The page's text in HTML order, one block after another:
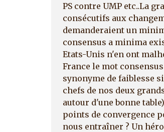
PS contre UMP etc..La
consécutifs aux
demanderaient un
consensus a minima
Etats-Unis n'en ont
France le mot
synonyme de faiblesse
chefs de nos deux
autour d'une bonne
points de convergence
nous entraîner ? Un